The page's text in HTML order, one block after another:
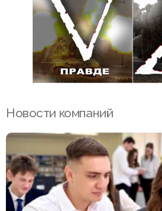
Новости компаний